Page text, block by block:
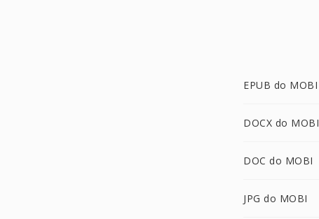
EPUB do MOBI
DOCX do MOBI
DOC do MOBI
JPG do MOBI